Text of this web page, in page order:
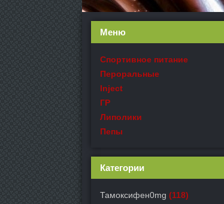
Меню
Спортивное питание
Пероральные
Inject
ГР
Липолики
Пепы
Категории
Тамоксифен0mg (118)